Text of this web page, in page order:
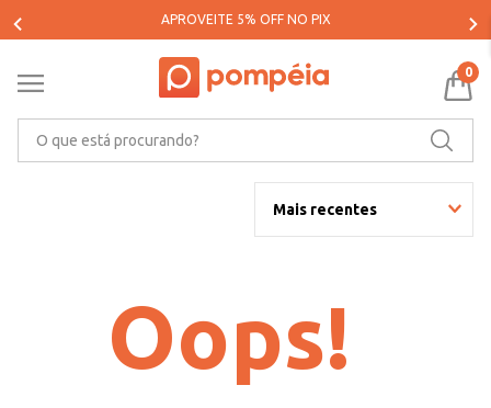
APROVEITE 5% OFF NO PIX
0
Mais recentes
Oops!